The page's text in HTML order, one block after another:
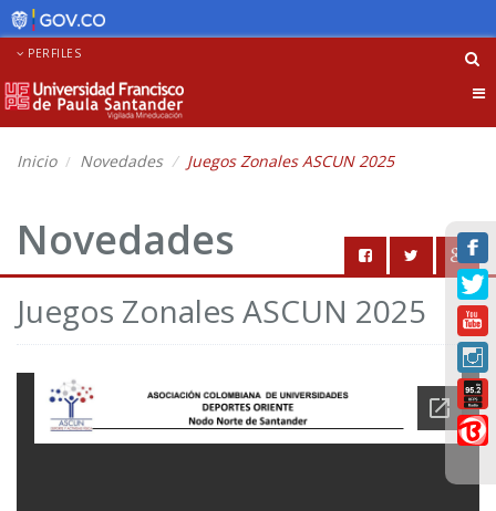
PERFILES
Inicio Novedades Juegos Zonales ASCUN 2025
Novedades
Juegos Zonales ASCUN 2025